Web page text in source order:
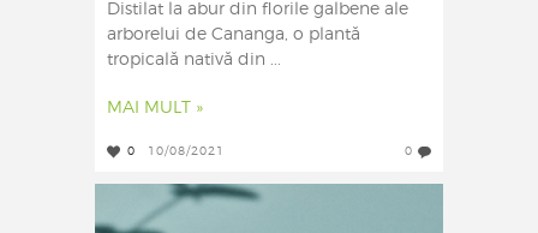
Distilat la abur din florile galbene ale
arborelui de Cananga, o plantă
tropicală nativă din ...
MAI MULT »
0 10/08/2021 0